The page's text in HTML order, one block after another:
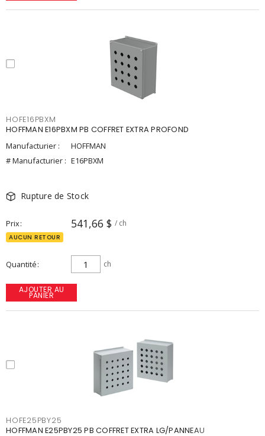
HOFE16PBXM
HOFFMAN E16PBXM PB COFFRET EXTRA PROFOND
Manufacturier :
HOFFMAN
# Manufacturier : E16PBXM
Rupture de Stock
Prix 541,66 $ / ch
AUCUN RETOUR
Quantité ch
AJOUTER AU
PANIER
HOFE25PBY25
HOFFMAN E25PBY25 PB COFFRET EXTRA LG/PANNEAU